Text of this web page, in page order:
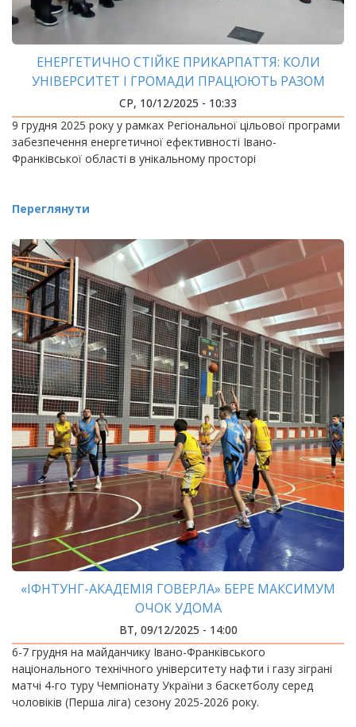
ЕНЕРГЕТИЧНО СТІЙКЕ ПРИКАРПАТТЯ: КОЛИ
УНІВЕРСИТЕТ І ГРОМАДИ ПРАЦЮЮТЬ РАЗОМ
СР, 10/12/2025 - 10:33
9 грудня 2025 року у рамках Регіональної цільової програми
забезпечення енергетичної ефективності Івано-
Франківської області в унікальному просторі
Переглянути
«ІФНТУНГ-АКАДЕМІЯ ГОВЕРЛА» БЕРЕ МАКСИМУМ
ОЧОК УДОМА
ВТ, 09/12/2025 - 14:00
6-7 грудня на майданчику Івано-Франківського
національного технічного університету нафти і газу зіграні
матчі 4-го туру Чемпіонату України з баскетболу серед
чоловіків (Перша ліга) сезону 2025-2026 року.